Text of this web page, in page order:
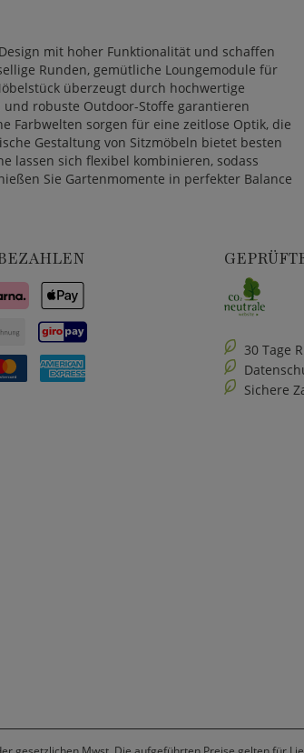
mit hoher Funktionalität und schaffen
Runden, gemütliche Loungemodule für
überzeugt durch hochwertige
robuste Outdoor-Stoffe garantieren
Farbwelten sorgen für eine zeitlose Optik, die
Gestaltung von Sitzmöbeln bietet besten
lassen sich flexibel kombinieren, sodass
Sie Gartenmomente in perfekter Balance
30 Tage
Sichere